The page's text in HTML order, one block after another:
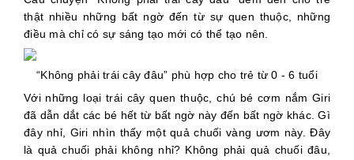
thật nhiều những bất ngờ đến từ sự quen thuộc, những
điều mà chỉ có sự sáng tạo mới có thể tạo nên.
“Không phải trái cây đâu” phù hợp cho trẻ từ 0 - 6 tuổi
Với những loại trái cây quen thuộc, chú bé cơm nắm Giri
đã dẫn dắt các bé hết từ bất ngờ này đến bất ngờ khác. Gì
đây nhỉ, Giri nhìn thấy một quả chuối vàng ươm này. Đây
là quả chuối phải không nhỉ? Không phải quả chuối đâu,